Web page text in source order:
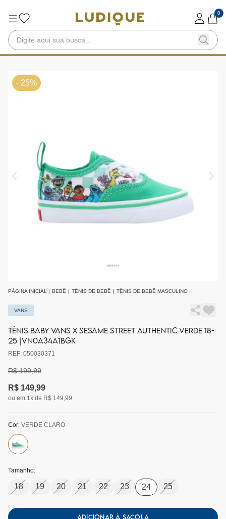
0
PÁGINA INICIAL | BEBÊ | TÊNIS DE BEBÊ | TÊNIS DE BEBÊ MASCULINO
VANS
TÊNIS BABY VANS X SESAME STREET AUTHENTIC VERDE 18-
25 |VN0A34A1BGK
REF: 050030371
R$ 199,99
R$ 149,99
ou em 1x de R$ 149,99
- 25%
Cor: VERDE CLARO
Tamanho:
18 19 20 21 22 23 24 25
ADICIONAR À SACOLA